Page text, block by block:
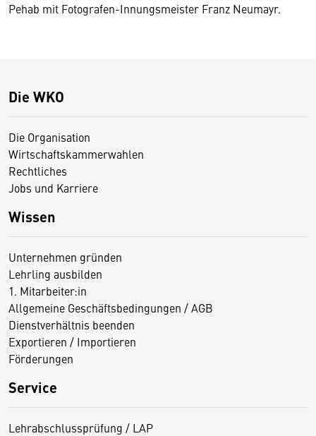
Pehab mit Fotografen-Innungsmeister Franz Neumayr.
Die WKO
Die Organisation
Wirtschaftskammerwahlen
Rechtliches
Jobs und Karriere
Wissen
Unternehmen gründen
Lehrling ausbilden
1. Mitarbeiter:in
Allgemeine Geschäftsbedingungen / AGB
Dienstverhältnis beenden
Exportieren / Importieren
Förderungen
Service
Lehrabschlussprüfung / LAP